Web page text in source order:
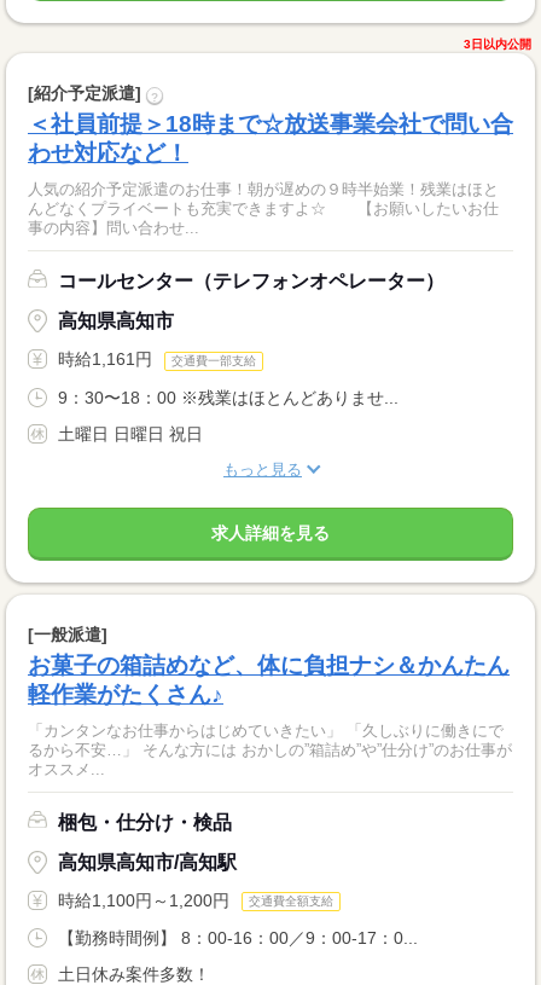
3日以内公開
[紹介予定派遣] ?
＜社員前提＞18時まで☆放送事業会社で問い合
わせ対応など！
人気の紹介予定派遣のお仕事！朝が遅めの９時半始業！残業はほと
んどなくプライベートも充実できますよ☆ 【お願いしたいお仕
事の内容】問い合わせ...
コールセンター（テレフォンオペレーター）
高知県高知市
時給1,161円 交通費一部支給
9：30〜18：00 ※残業はほとんどありませ...
土曜日 日曜日 祝日
もっと見る
求人詳細を見る
[一般派遣]
お菓子の箱詰めなど、体に負担ナシ＆かんたん
軽作業がたくさん♪
「カンタンなお仕事からはじめていきたい」 「久しぶりに働きにで
るから不安…」 そんな方には おかしの”箱詰め”や”仕分け”のお仕事が
オススメ...
梱包・仕分け・検品
高知県高知市/高知駅
時給1,100円～1,200円 交通費全額支給
【勤務時間例】 8：00-16：00／9：00-17：0...
土日休み案件多数！